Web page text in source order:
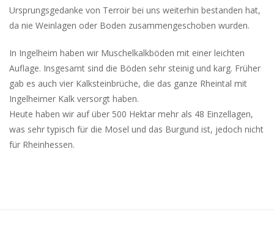
Ursprungsgedanke von Terroir bei uns weiterhin bestanden hat,
da nie Weinlagen oder Boden zusammengeschoben wurden.
In Ingelheim haben wir Muschelkalkböden mit einer leichten
Auflage. Insgesamt sind die Böden sehr steinig und karg. Früher
gab es auch vier Kalksteinbrüche, die das ganze Rheintal mit
Ingelheimer Kalk versorgt haben.
Heute haben wir auf über 500 Hektar mehr als 48 Einzellagen,
was sehr typisch für die Mosel und das Burgund ist, jedoch nicht
für Rheinhessen.